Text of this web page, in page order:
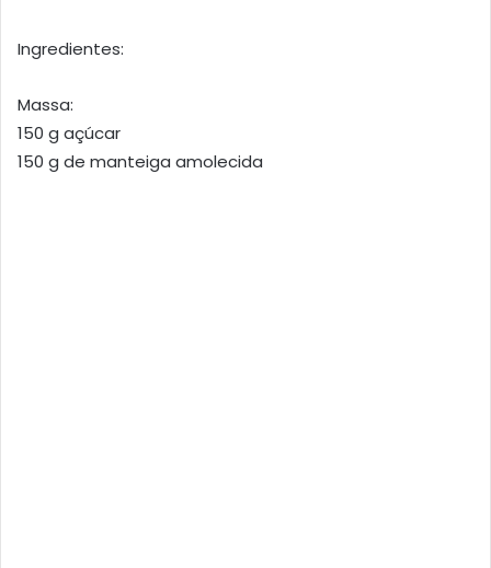
Ingredientes:
Massa:
150 g açúcar
150 g de manteiga amolecida